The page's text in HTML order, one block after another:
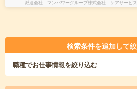
派遣会社 マンパワーグループ株式会社 ケアサービ
検索条件を追加して
職種でお仕事情報を絞り込む